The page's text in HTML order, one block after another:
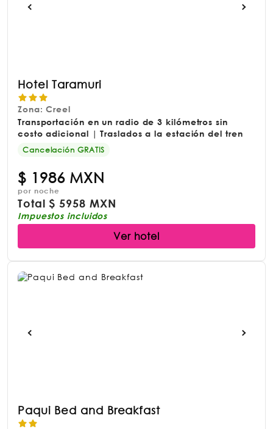
Hotel Taramuri
Zona: Creel
Transportación en un radio de 3 kilómetros sin
costo adicional | Traslados a la estación del tren
Cancelación GRATIS
$ 1986 MXN
por noche
Total$5958 MXN
Impuestos incluidos
Ver hotel
Paqui Bed and Breakfast